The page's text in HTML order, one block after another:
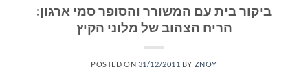
ביקור בית עם המשורר והסופר סמי ארגון:
הריח הצהוב של מלוני הקיץ
POSTED ON 31/12/2011 BY ZNOY